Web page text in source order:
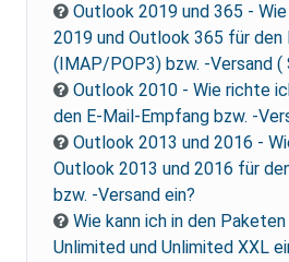
Outlook 2019 und 365 -
2019 und Outlook 365 für den
(IMAP/POP3) bzw. -Versand (
Outlook 2010 - Wie richte
den E-Mail-Empfang bzw. -
Outlook 2013 und 2016 -
Outlook 2013 und 2016 für
bzw. -Versand ein?
Wie kann ich in den
Unlimited und Unlimited XXL